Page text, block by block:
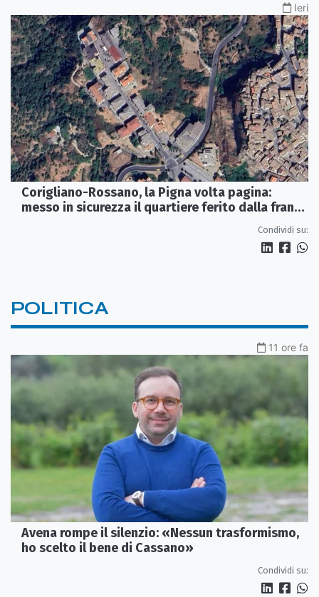
Ieri
Corigliano-Rossano, la Pigna volta pagina:
messo in sicurezza il quartiere ferito dalla frana
Condividi su:
POLITICA
11 ore fa
Avena rompe il silenzio: «Nessun trasformismo,
ho scelto il bene di Cassano»
Condividi su: